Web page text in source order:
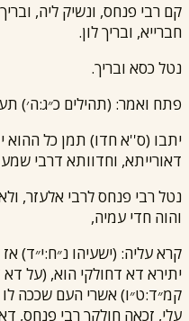
קם רבי פנחס, ונשיק ליה,
חברייא, ובריך לון.
נטל כסא ובריך.
פתח ואמר: (תהילים כ״ג:ה׳)
יתבו (ס''א חדו) תמן כל ההוא
דאורייתא, וחדוותא דרבי
נטלרבי פנחסלרבי אלעזר,
והוה חדי עמיה,
קרא עליה: (ישעיהו נ״ח:י״ד)
יתירא דא דחולקי הוא, (על
קמ״ד:ט״ו) אשרי העם שככה לו
עלי, זכאה חולקךרבי פנחס,